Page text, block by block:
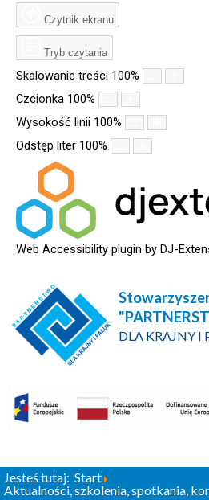
Czytnik ekranu
Tryb czytania
Skalowanie treści 100%
Czcionka 100%
Wysokość linii 100%
Odstęp liter 100%
Web Accessibility plugin by DJ-
DLA KRAJNY I
Jesteś tutaj: Start
Aktualności, szkolenia, spotkania,